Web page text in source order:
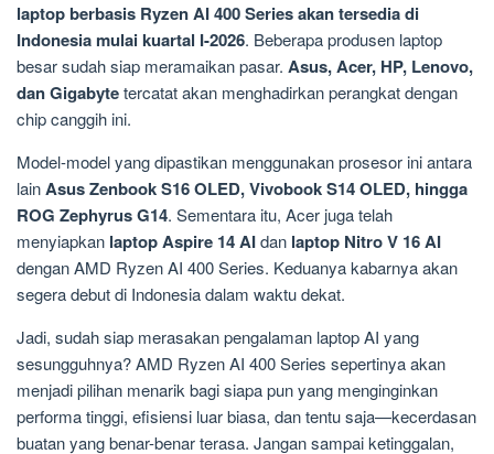
laptop berbasis Ryzen AI 400 Series akan tersedia di
Indonesia mulai kuartal I-2026. Beberapa produsen laptop
besar sudah siap meramaikan pasar. Asus, Acer, HP, Lenovo,
dan Gigabytetercatat akan menghadirkan perangkat dengan
chip canggih ini.
Model-model yang dipastikan menggunakan prosesor ini antara
lainAsus Zenbook S16 OLED, Vivobook S14 OLED, hingga
ROG Zephyrus G14. Sementara itu, Acer juga telah
menyiapkan laptop Aspire 14 AIdan laptop Nitro V 16 AI
dengan AMD Ryzen AI 400 Series. Keduanya kabarnya akan
segera debut di Indonesia dalam waktu dekat.
Jadi, sudah siap merasakan pengalaman laptop AI yang
sesungguhnya? AMD Ryzen AI 400 Series sepertinya akan
menjadi pilihan menarik bagi siapa pun yang menginginkan
performa tinggi, efisiensi luar biasa, dan tentu saja—kecerdasan
buatan yang benar-benar terasa. Jangan sampai ketinggalan,